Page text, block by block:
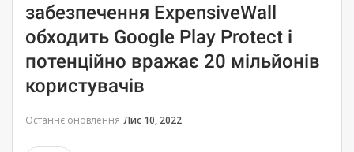
забезпечення ExpensiveWall
обходить Google Play Protect і
потенційно вражає 20 мільйонів
користувачів
Останнє оновлення Лис 10, 2022